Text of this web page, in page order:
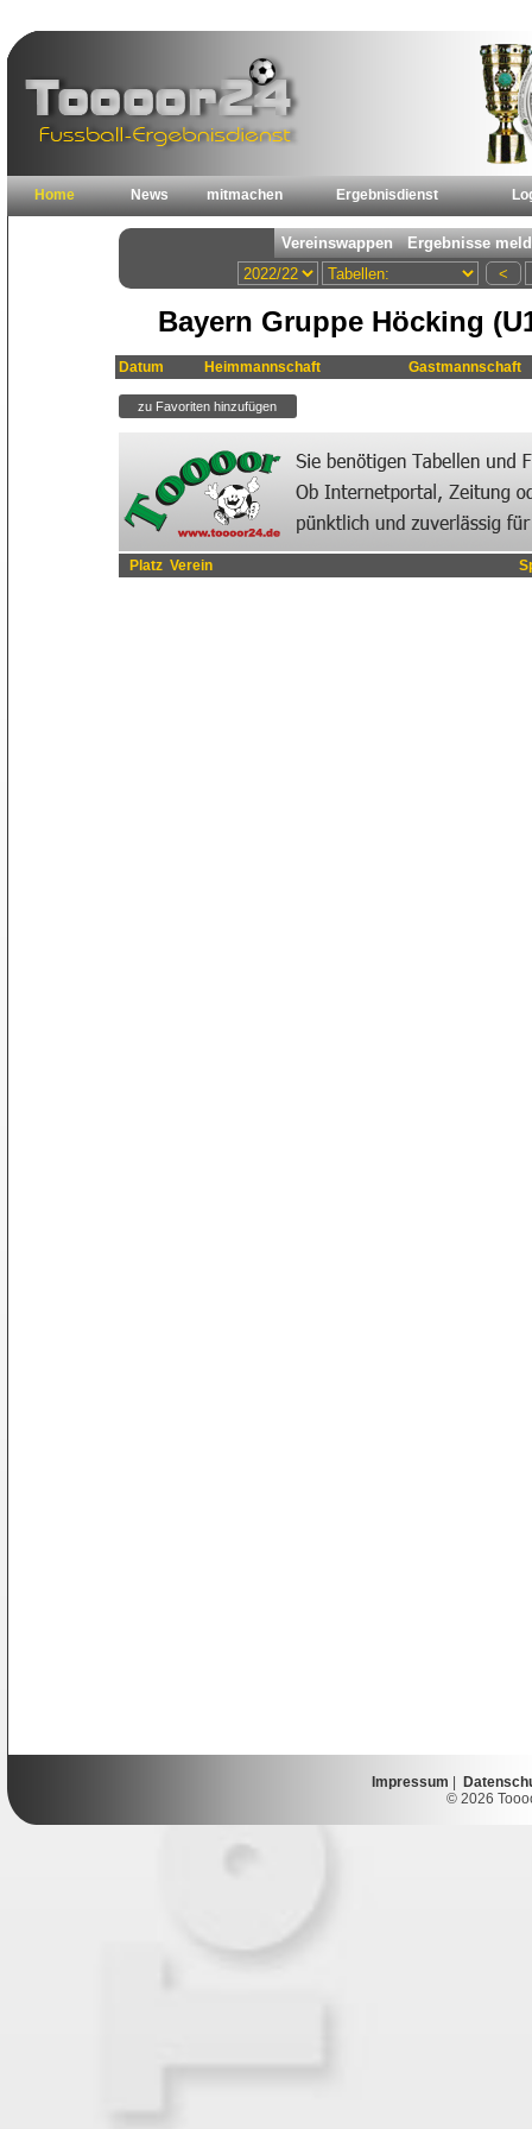
Home News mitmachen Ergebnisdienst
Bayern Gruppe Höcking
Datum Heimmannschaft Gastmannschaft
Platz Verein
Impressum
© 2026